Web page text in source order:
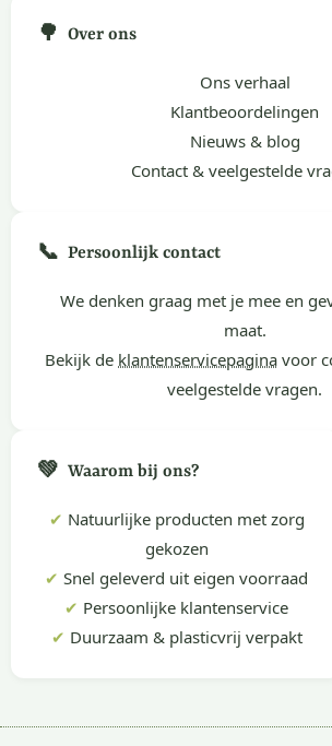
🌳 Over ons
Ons verhaal
Klantbeoordelingen
Nieuws & blog
Contact & veelgestelde
📞 Persoonlijk contact
We denken graag met je mee en
maat.
Bekijk de klantenservicepagina voor
veelgestelde vragen.
💚 Waarom bij ons?
✔ Natuurlijke producten met zorg
gekozen
✔ Snel geleverd uit eigen voorraad
✔ Persoonlijke klantenservice
✔ Duurzaam & plasticvrij verpakt